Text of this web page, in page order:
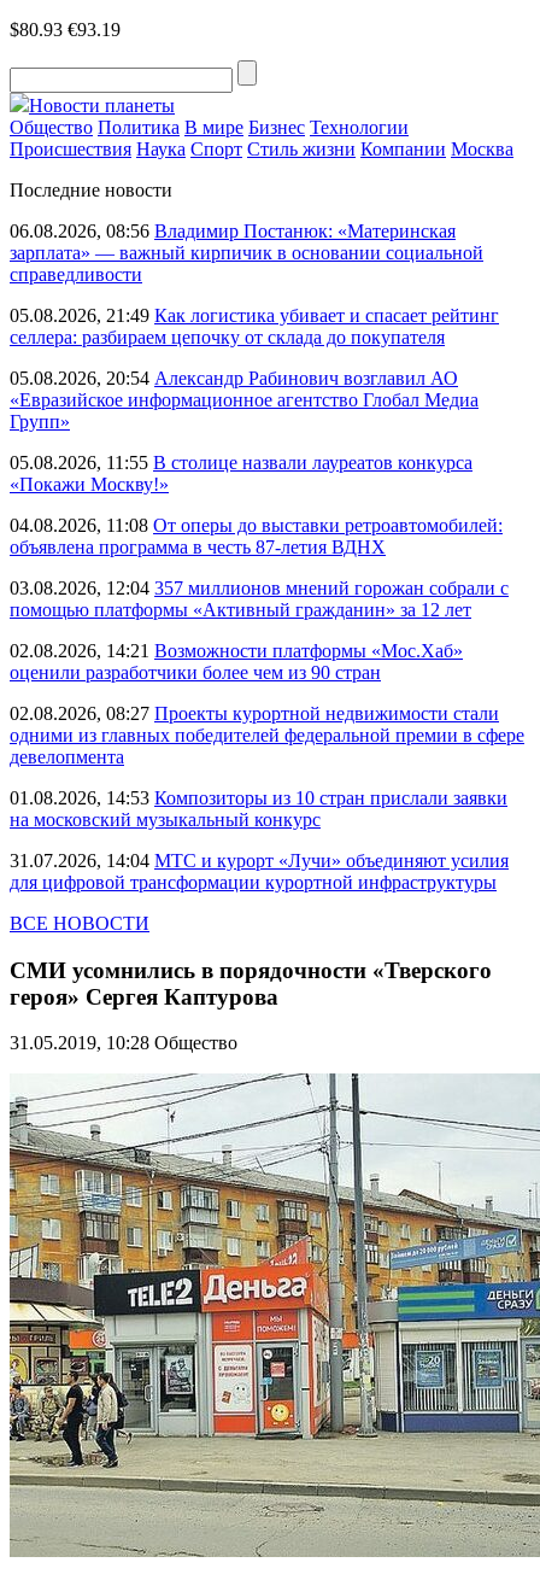
$80.93 €93.19
Новости планеты
Общество Политика В мире Бизнес Технологии
Происшествия Наука Спорт Стиль жизни Компании Москва
Последние новости
06.08.2026, 08:56 Владимир Постанюк: «Материнская
зарплата» — важный кирпичик в основании социальной
справедливости
05.08.2026, 21:49 Как логистика убивает и спасает рейтинг
селлера: разбираем цепочку от склада до покупателя
05.08.2026, 20:54 Александр Рабинович возглавил АО
«Евразийское информационное агентство Глобал Медиа
Групп»
05.08.2026, 11:55 В столице назвали лауреатов конкурса
«Покажи Москву!»
04.08.2026, 11:08 От оперы до выставки ретроавтомобилей:
объявлена программа в честь 87-летия ВДНХ
03.08.2026, 12:04 357 миллионов мнений горожан собрали с
помощью платформы «Активный гражданин» за 12 лет
02.08.2026, 14:21 Возможности платформы «Мос.Хаб»
оценили разработчики более чем из 90 стран
02.08.2026, 08:27 Проекты курортной недвижимости стали
одними из главных победителей федеральной премии в сфере
девелопмента
01.08.2026, 14:53 Композиторы из 10 стран прислали заявки
на московский музыкальный конкурс
31.07.2026, 14:04 МТС и курорт «Лучи» объединяют усилия
для цифровой трансформации курортной инфраструктуры
ВСЕ НОВОСТИ
СМИ усомнились в порядочности «Тверского
героя» Сергея Каптурова
31.05.2019, 10:28 Общество